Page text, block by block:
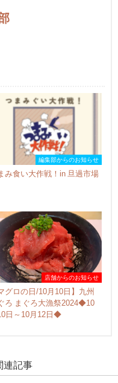
編集部からのお知らせ
み食い大作戦！in 旦過市場
店舗からのお知らせ
グロの日/10月10日】九州
ろ まぐろ大漁祭2024◆10
日～10月12日◆
連記事